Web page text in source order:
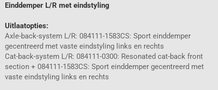
Einddemper L/R met eindstyling
Uitlaatopties:
Axle-back-system L/R: 084111-1583CS: Sport einddemper
gecentreerd met vaste eindstyling links en rechts
Cat-back-system L/R: 084111-0300: Resonated cat-back front
section + 084111-1583CS: Sport einddemper gecentreerd met
vaste eindstyling links en rechts